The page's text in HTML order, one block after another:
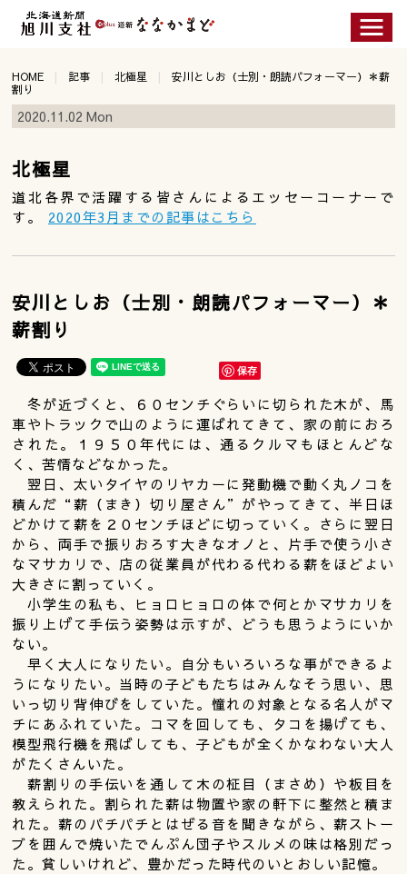
HOME 記事 北極星
安川としお（士別・朗読パフォーマー）＊薪
割り
2020.11.02 Mon
北極星
道北各界で活躍する皆さんによるエッセーコーナーで
す。 2020年3月までの記事はこちら
安川としお（士別・朗読パフォーマー）＊
薪割り
保存
冬が近づくと、６０センチぐらいに切られた木が、馬
車やトラックで山のように運ばれてきて、家の前におろ
された。１９５０年代には、通るクルマもほとんどな
く、苦情などなかった。
翌日、太いタイヤのリヤカーに発動機で動く丸ノコを
積んだ“薪（まき）切り屋さん”がやってきて、半日ほ
どかけて薪を２０センチほどに切っていく。さらに翌日
から、両手で振りおろす大きなオノと、片手で使う小さ
なマサカリで、店の従業員が代わる代わる薪をほどよい
大きさに割っていく。
小学生の私も、ヒョロヒョロの体で何とかマサカリを
振り上げて手伝う姿勢は示すが、どうも思うようにいか
ない。
早く大人になりたい。自分もいろいろな事ができるよ
うになりたい。当時の子どもたちはみんなそう思い、思
いっ切り背伸びをしていた。憧れの対象となる名人がマ
チにあふれていた。コマを回しても、タコを揚げても、
模型飛行機を飛ばしても、子どもが全くかなわない大人
がたくさんいた。
薪割りの手伝いを通して木の柾目（まさめ）や板目を
教えられた。割られた薪は物置や家の軒下に整然と積ま
れた。薪のパチパチとはぜる音を聞きながら、薪ストー
ブを囲んで焼いたでんぷん団子やスルメの味は格別だっ
た。貧しいけれど、豊かだった時代のいとおしい記憶。